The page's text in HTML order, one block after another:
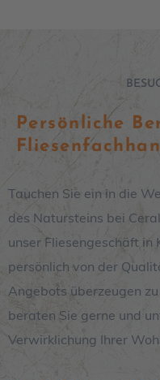
Persönliche
Tauchen Sie ein in die
des Natursteins bei
unser Fliesengeschäft in
persönlich von der
Angebots überzeugen
beraten Sie gerne und
Verwirklichung Ihrer